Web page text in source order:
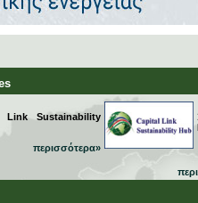
Link Sustainability
περισσότερα»